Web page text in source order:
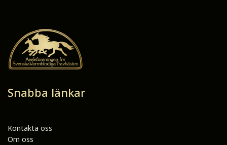
Snabba länkar
Kontakta oss
Om oss